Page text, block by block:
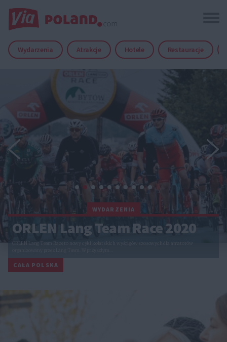
Wydarzenia Atrakcje Hotele Restauracje
WYDARZENIA
ORLEN Lang Team Race 2020
ORLEN Lang Team Race to nowy cykl kolarskich wyścigów szosowych dla amatorów
CAŁA POLSKA